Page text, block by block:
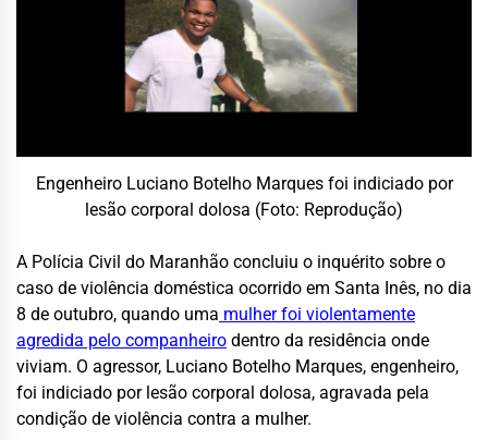
Engenheiro Luciano Botelho Marques foi indiciado por
lesão corporal dolosa (Foto: Reprodução)
A Polícia Civil do Maranhão concluiu o inquérito sobre o
caso de violência doméstica ocorrido em Santa Inês, no dia
8 de outubro, quando uma mulher foi violentamente
agredida pelo companheiro dentro da residência onde
viviam. O agressor, Luciano Botelho Marques, engenheiro,
foi indiciado por lesão corporal dolosa, agravada pela
condição de violência contra a mulher.